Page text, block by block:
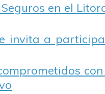
en el
invita a
comprometidos